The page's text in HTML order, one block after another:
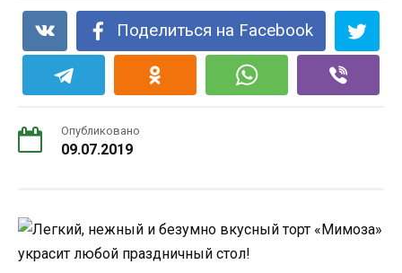
Поделиться на Facebook
Опубликовано
09.07.2019